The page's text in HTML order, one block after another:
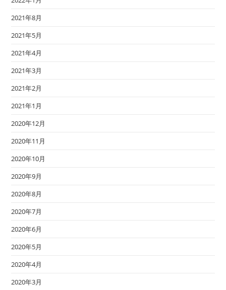
2021年8月
2021年5月
2021年4月
2021年3月
2021年2月
2021年1月
2020年12月
2020年11月
2020年10月
2020年9月
2020年8月
2020年7月
2020年6月
2020年5月
2020年4月
2020年3月